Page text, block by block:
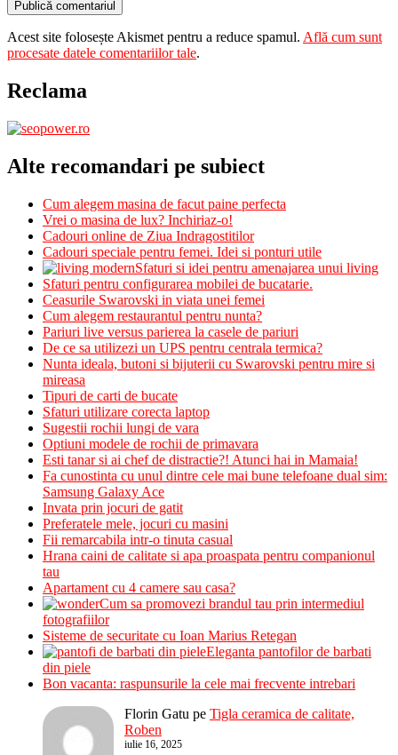
Acest site folosește Akismet pentru a reduce spamul. Află cum sunt
procesate datele comentariilor tale.
Reclama
Alte recomandari pe subiect
Cum alegem masina de facut paine perfecta
Vrei o masina de lux? Inchiriaz-o!
Cadouri online de Ziua Indragostitilor
Cadouri speciale pentru femei. Idei si ponturi utile
Sfaturi si idei pentru amenajarea unui living
Sfaturi pentru configurarea mobilei de bucatarie.
Ceasurile Swarovski in viata unei femei
Cum alegem restaurantul pentru nunta?
Pariuri live versus parierea la casele de pariuri
De ce sa utilizezi un UPS pentru centrala termica?
Nunta ideala, butoni si bijuterii cu Swarovski pentru mire si
mireasa
Tipuri de carti de bucate
Sfaturi utilizare corecta laptop
Sugestii rochii lungi de vara
Optiuni modele de rochii de primavara
Esti tanar si ai chef de distractie?! Atunci hai in Mamaia!
Fa cunostinta cu unul dintre cele mai bune telefoane dual sim:
Samsung Galaxy Ace
Invata prin jocuri de gatit
Preferatele mele, jocuri cu masini
Fii remarcabila intr-o tinuta casual
Hrana caini de calitate si apa proaspata pentru companionul
tau
Apartament cu 4 camere sau casa?
Cum sa promovezi brandul tau prin intermediul
fotografiilor
Sisteme de securitate cu Ioan Marius Retegan
Eleganta pantofilor de barbati
din piele
Bon vacanta: raspunsurile la cele mai frecvente intrebari
Florin Gatu pe Tigla ceramica de calitate,
Roben
iulie 16, 2025